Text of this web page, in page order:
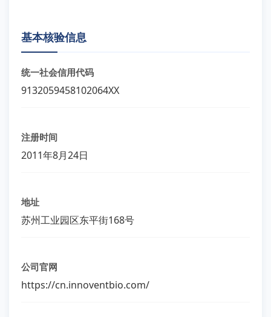
基本核验信息
统一社会信用代码
9132059458102064XX
注册时间
2011年8月24日
地址
苏州工业园区东平街168号
公司官网
https://cn.innoventbio.com/